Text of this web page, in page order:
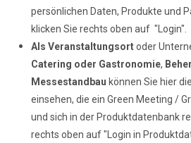
persönlichen Daten, Produkte und
klicken Sie rechts oben auf "Login".
Als Veranstaltungsortoder
Catering oder Gastronomie,
Messestandbau können Sie hier
einsehen, die ein Green Meeting /
und sich in der Produktdatenbank
rechts oben auf "Login in